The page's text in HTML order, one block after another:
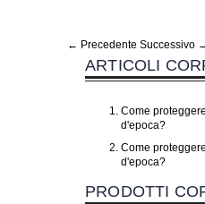
← Precedente Successivo
ARTICOLI
Come
d'epoca?
Come
d'epoca?
PRODOTTI